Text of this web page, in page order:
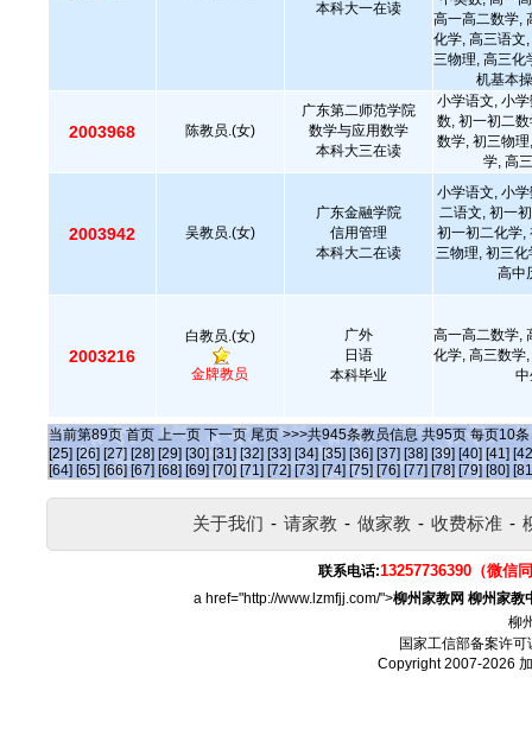
本科大一在读
高一高二数学,
化学, 高三语文
三物理, 高三化
机基本
2003968 陈教员.(女)
广东第二师范学院
数学与应用数学
本科大三在读
小学语文, 小
数, 初一初二
数学, 初三物
学, 高
2003942 吴教员.(女)
广东金融学院
信用管理
本科大二在读
小学语文, 小
二语文, 初一
初一初二化学,
三物理, 初三
高中
2003216
白教员.(女)
金牌教员
广外
日语
本科毕业
高一高二数学,
化学, 高三数学
当前第89页 首页 上一页 下一页 尾页 >>>共945条教员信息 共95页 每页10条
[25] [26] [27] [28] [29] [30] [31] [32] [33] [34] [35] [36] [37] [38] [39] [40] [41]
[64] [65] [66] [67] [68] [69] [70] [71] [72] [73] [74] [75] [76] [77] [78] [79] [80]
关于我们 - 请家教 - 做家教 - 收费标准 -
联系电话:13257736390（微信
a href="http://www.lzmfjj.com/">柳州家教网 柳州家教
柳
国家工信部备案许可
Copyright 2007-2026